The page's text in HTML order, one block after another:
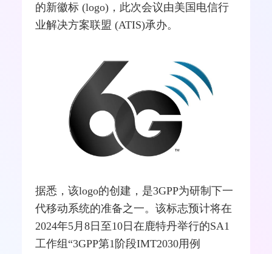
的新徽标 (logo)，此次会议由美国电信行
业解决方案联盟 (ATIS)承办。
据悉，该logo的创建，是3GPP为研制下一
代移动系统的准备之一。该标志预计将在
2024年5月8日至10日在鹿特丹举行的SA1
工作组“3GPP第1阶段IMT2030用例